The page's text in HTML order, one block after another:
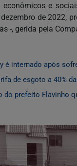
e
de 2022,
-, gerida pela
é internado após
de esgoto a 40%
do prefeito Flavinho